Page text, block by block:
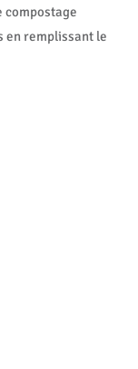
compostage
en remplissant le